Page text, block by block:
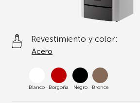
Revestimiento y color:
Acero
Blanco Borgoña Negro Bronce